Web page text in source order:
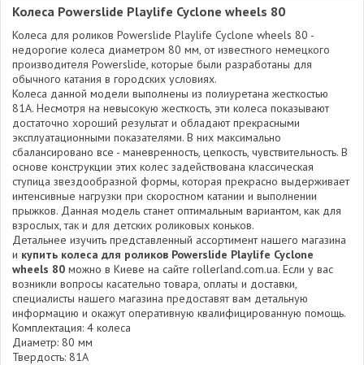
Колеса Powerslide Playlife Cyclone wheels 80
Колеса для роликов Powerslide Playlife Cyclone wheels 80 -
недорогие колеса диаметром 80 мм, от известного немецкого
производителя Powerslide, которые были разработаны для
обычного катания в городских условиях.
Колеса данной модели выполнены из полиуретана жесткостью
81А. Несмотря на невысокую жесткость, эти колеса показывают
достаточно хороший результат и обладают прекрасными
эксплуатационными показателями. В них максимально
сбалансировано все - маневренность, цепкость, чувствительность. В
основе конструкции этих колес задействована классическая
ступица звездообразной формы, которая прекрасно выдерживает
интенсивные нагрузки при скоростном катании и выполнении
прыжков. Данная модель станет оптимальным вариантом, как для
взрослых, так и для детских роликовых коньков.
Детальнее изучить представленный ассортимент нашего магазина
и купить колеса для роликов Powerslide Playlife Cyclone
wheels 80 можно в Киеве на сайте rollerland.com.ua. Если у вас
возникли вопросы касательно товара, оплаты и доставки,
специалисты нашего магазина предоставят вам детальную
информацию и окажут оперативную квалифицированную помощь.
Комплектация: 4 колеса
Диаметр: 80 мм
Твердость: 81A